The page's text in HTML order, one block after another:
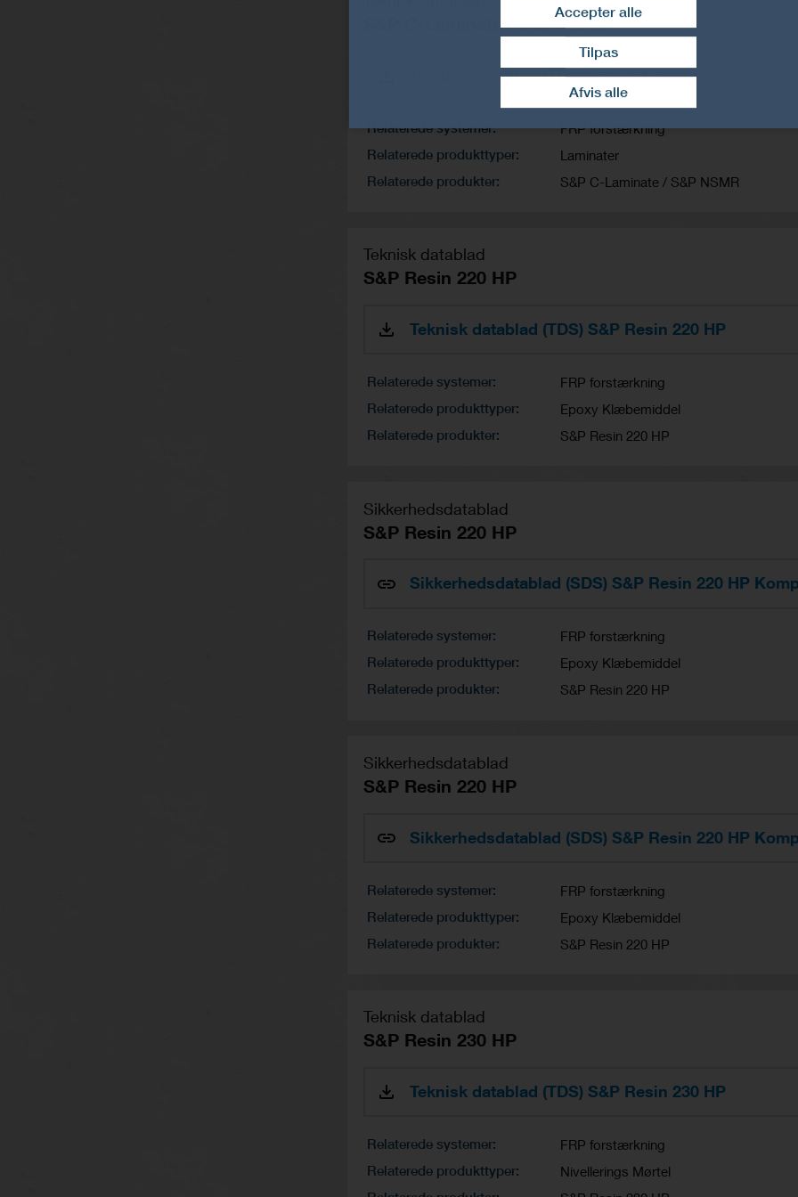
S&P C-Laminate / S&P NSMR
Teknisk datablad (TDS) S&P C-Laminate
Relaterede systemer FRP forstærkning
Relaterede produkttyper Laminater
Relaterede produkter S&P C-Laminate / S&P NSMR
Teknisk datablad
S&P Resin 220 HP
Teknisk datablad (TDS) S&P Resin 220 HP
Relaterede systemer FRP forstærkning
Relaterede produkttyper Epoxy Klæbemiddel
Relaterede produkter S&P Resin 220 HP
Sikkerhedsdatablad
S&P Resin 220 HP
Sikkerhedsdatablad (SDS) S&P Resin 220 HP
Relaterede systemer FRP forstærkning
Relaterede produkttyper Epoxy Klæbemiddel
Relaterede produkter S&P Resin 220 HP
Sikkerhedsdatablad
S&P Resin 220 HP
Sikkerhedsdatablad (SDS) S&P Resin 220 HP
Relaterede systemer FRP forstærkning
Relaterede produkttyper Epoxy Klæbemiddel
Relaterede produkter S&P Resin 220 HP
Teknisk datablad
S&P Resin 230 HP
Teknisk datablad (TDS) S&P Resin 230 HP
Relaterede systemer FRP forstærkning
Relaterede produkttyper Nivellerings Mørtel
Afvis alle
Accepter alle
Træk samtykke tilbage
Tilpas